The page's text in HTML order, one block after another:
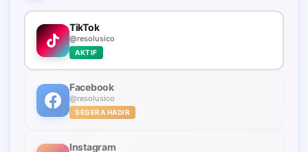
TikTok
@resolusico
AKTIF
Facebook
@resolusico
SEGERA HADIR
Instagram